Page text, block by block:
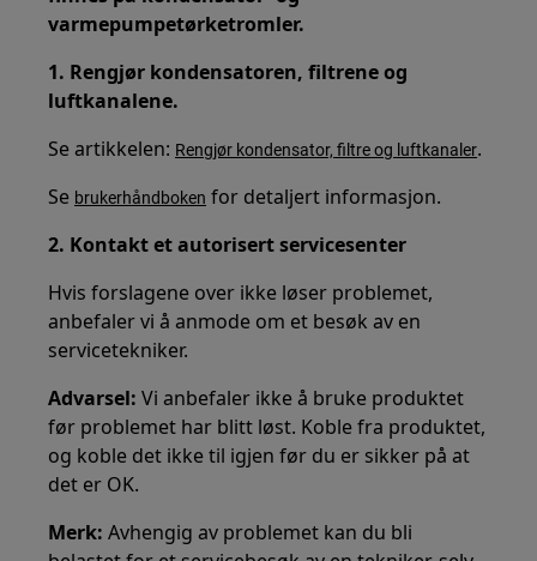
varmepumpetørketromler.
1. Rengjør kondensatoren, filtrene og
luftkanalene.
Se artikkelen: Rengjør kondensator, filtre og luftkanaler.
Se brukerhåndboken for detaljert informasjon.
2. Kontakt et autorisert servicesenter
Hvis forslagene over ikke løser problemet,
anbefaler vi å anmode om et besøk av en
servicetekniker.
Advarsel: Vi anbefaler ikke å bruke produktet
før problemet har blitt løst. Koble fra produktet,
og koble det ikke til igjen før du er sikker på at
det er OK.
Merk: Avhengig av problemet kan du bli